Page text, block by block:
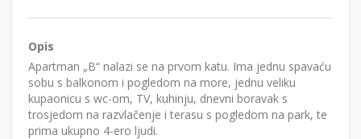
Opis
Apartman „B“ nalazi se na prvom katu. Ima jednu spavaću
sobu s balkonom i pogledom na more, jednu veliku
kupaonicu s wc-om, TV, kuhinju, dnevni boravak s
trosjedom na razvlačenje i terasu s pogledom na park, te
prima ukupno 4-ero ljudi.